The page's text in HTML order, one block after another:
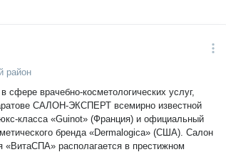
район
сфере врачебно-косметологических услуг,
САЛОН-ЭКСПЕРТ всемирно известной
класса «Guinot» (Франция) и официальный
бренда «Dermalogica» (США). Салон
«ВитаСПА» располагается в престижном